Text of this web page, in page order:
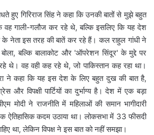
हुए गिरिराज सिंह ने कहा कि उनकी बातों से मुझे बहुत
गाली-गलौज कर रहे थे, बल्कि इसलिए कि यह देश
के नेता इस तरह की बातें कर रहे हैं। कल राहुल गांधी ने
बल्कि बालाकोट और 'ऑपरेशन सिंदूर' के मुद्दे पर
रहे थे। वह वही कह रहे थे, जो पाकिस्तान कह रहा था।
ने कहा कि यह इस देश के लिए बहुत दुख की बात है,
और विपक्षी पार्टियों का दुर्भाग्य है। देश में एक बड़ा
मोदी ने राजनीति में महिलाओं की समान भागीदारी
ऐतिहासिक कदम उठाया था। लोकसभा में 33 फीसदी
था, लेकिन विपक्ष ने इस बात को नहीं समझा।